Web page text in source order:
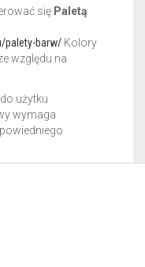
się Paletą
palety-barw/ Kolory
względu na
użytku
wymaga